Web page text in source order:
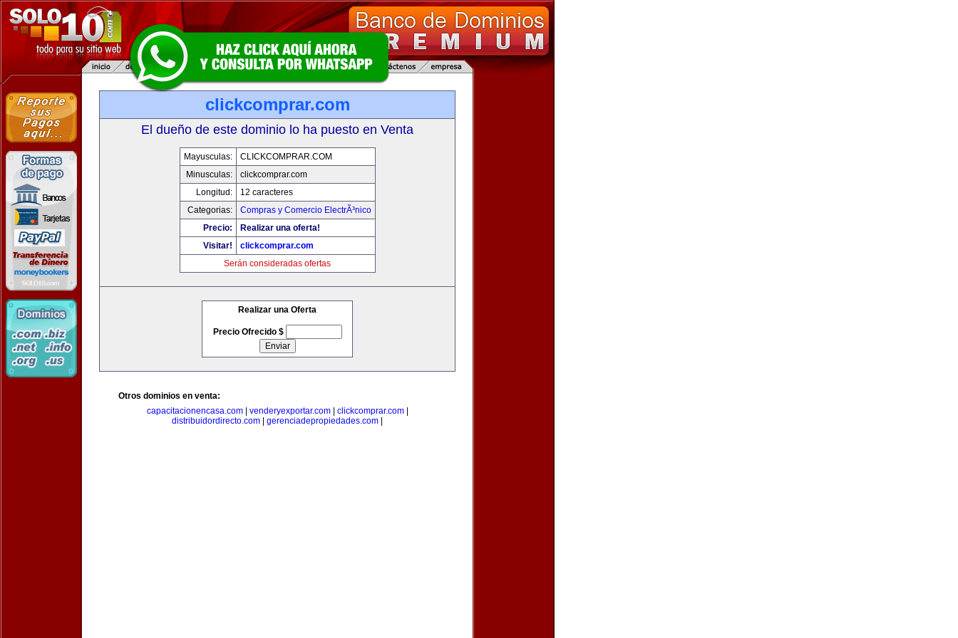
clickcomprar.com
El dueño de este dominio lo ha puesto en Venta
Mayusculas:
CLICKCOMPRAR.COM
Minusculas:
clickcomprar.com
Longitud:
12 caracteres
Categorias:
Compras y Comercio ElectrÃ³nico
Precio:
Realizar una oferta!
Visitar!
clickcomprar.com
Serán consideradas ofertas
Realizar una Oferta
Precio Ofrecido $
Otros dominios en venta:
capacitacionencasa.com| venderyexportar.com| clickcomprar.com|
distribuidordirecto.com
gerenciadepropiedades.com